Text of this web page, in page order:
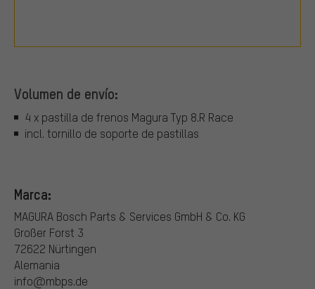
Volumen de envío:
4 x pastilla de frenos Magura Typ 8.R Race
incl. tornillo de soporte de pastillas
Marca:
MAGURA Bosch Parts & Services GmbH & Co. KG
Großer Forst 3
72622 Nürtingen
Alemania
info@mbps.de